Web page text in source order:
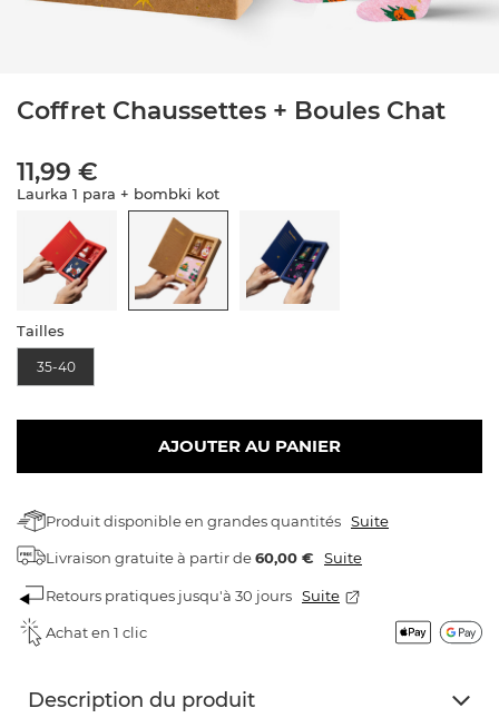
Coffret Chaussettes + Boules Chat
11,99 €
Laurka 1 para + bombki kot
Tailles
35-40
AJOUTER AU PANIER
Produit disponible en grandes quantités Suite
Livraison gratuiteà partir de60,00 € Suite
Retours pratiques jusqu'à 30 jours Suite
Achat en 1 clic
Description du produit